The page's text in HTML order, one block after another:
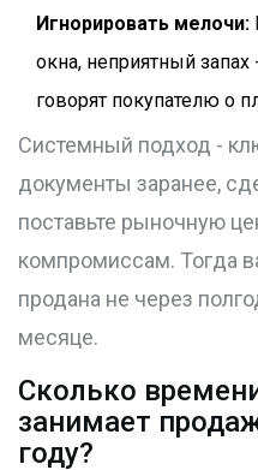
Игнорировать мелочи:
окна, неприятный запах
говорят покупателю о
Системный подход -
документы заранее,
поставьте рыночную
компромиссам. Тогда
продана не через
месяце.
Сколько
занимает
году?